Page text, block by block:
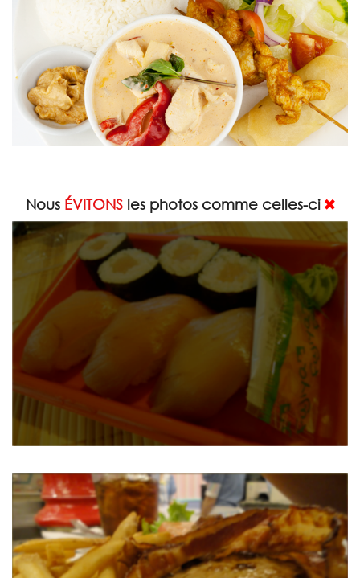
Nous ÉVITONSles photos comme celles-ci